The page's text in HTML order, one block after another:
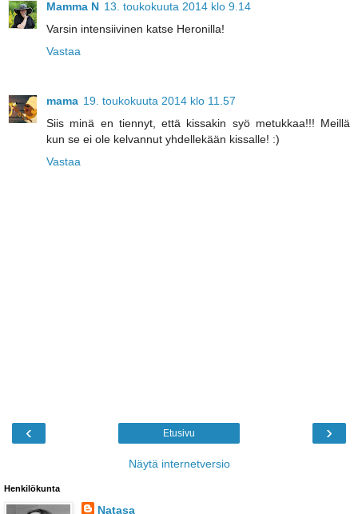
Mamma N 13. toukokuuta 2014 klo 9.14
Varsin intensiivinen katse Heronilla!
Vastaa
mama 19. toukokuuta 2014 klo 11.57
Siis minä en tiennyt, että kissakin syö metukkaa!!! Meillä
kun se ei ole kelvannut yhdellekään kissalle! :)
Vastaa
‹ ›
Etusivu
Näytä internetversio
Henkilökunta
Natasa